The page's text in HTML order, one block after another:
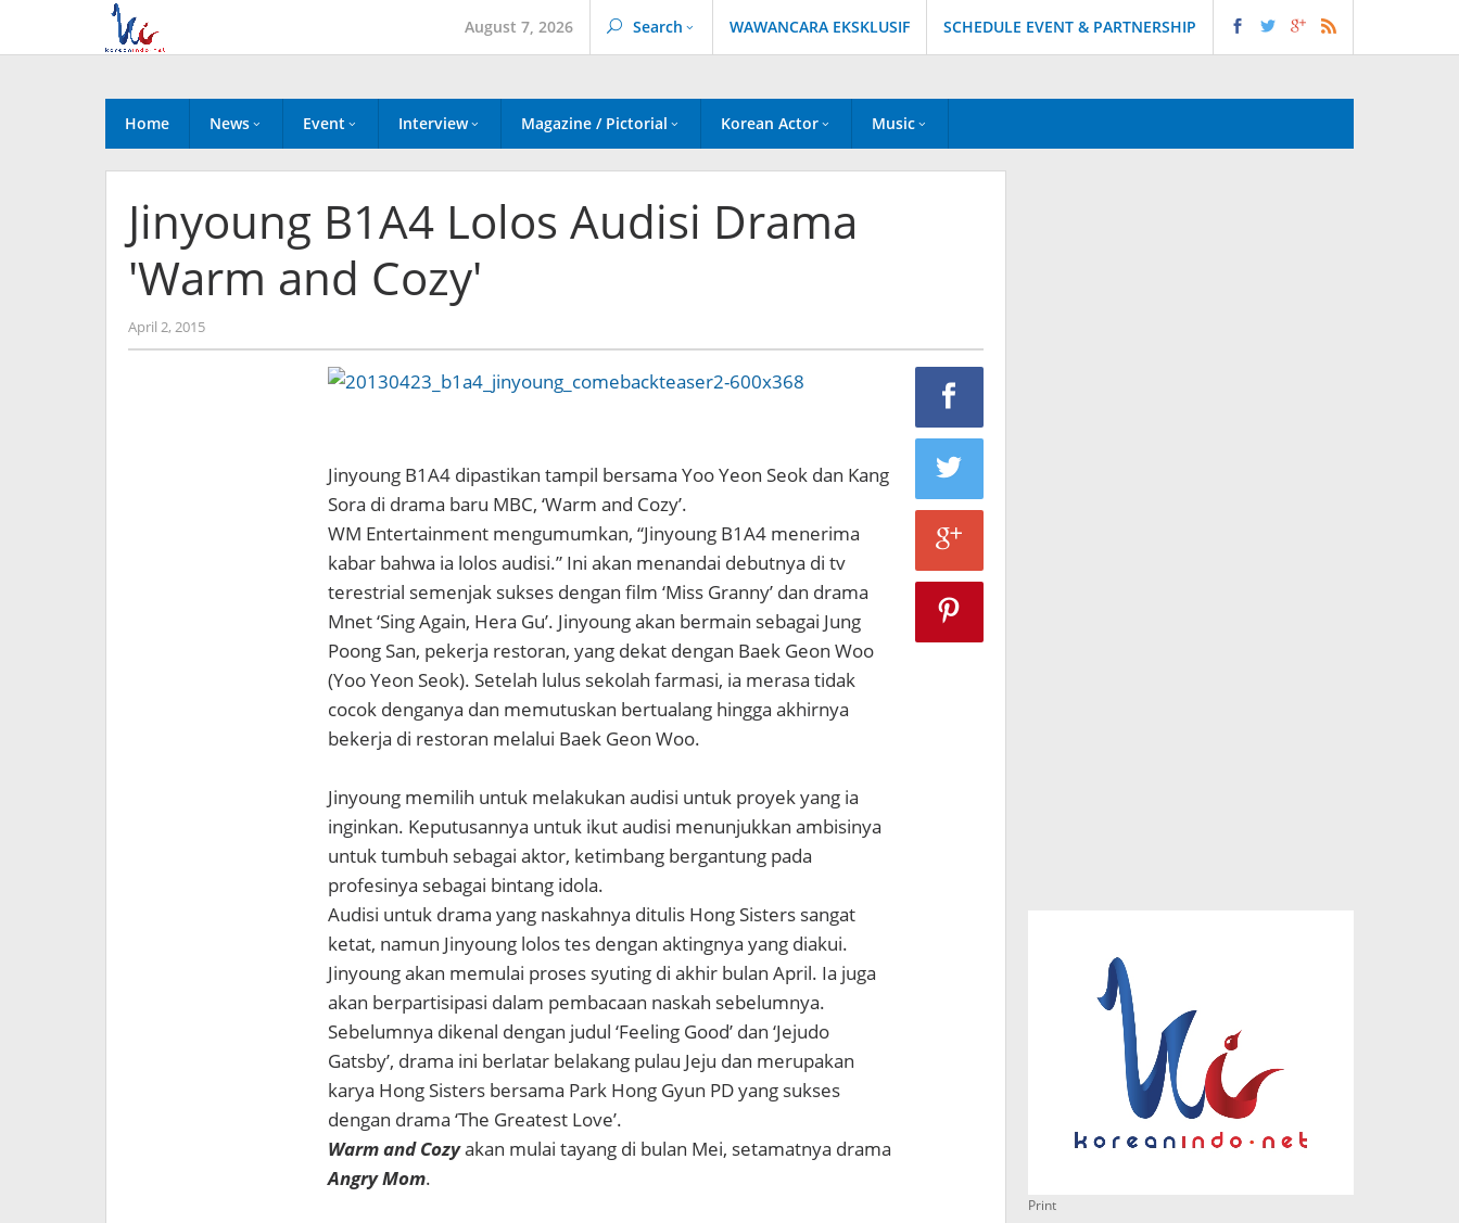
content
August 7, 2026 Search WAWANCARA EKSKLUSIF SCHEDULE EVENT & PARTNERSHIP
Home News Event Interview Magazine / Pictorial Korean Actor Music
Jinyoung B1A4 Lolos Audisi Drama
′Warm and Cozy′
April 2, 2015by
Koreanindo
Jinyoung B1A4 dipastikan tampil bersama Yoo Yeon Seok dan Kang
Sora di drama baru MBC, ‘Warm and Cozy’.
WM Entertainment mengumumkan, “Jinyoung B1A4 menerima
kabar bahwa ia lolos audisi.” Ini akan menandai debutnya di tv
terestrial semenjak sukses dengan film ‘Miss Granny’ dan drama
Mnet ‘Sing Again, Hera Gu’. Jinyoung akan bermain sebagai Jung
Poong San, pekerja restoran, yang dekat dengan Baek Geon Woo
(Yoo Yeon Seok). Setelah lulus sekolah farmasi, ia merasa tidak
cocok denganya dan memutuskan bertualang hingga akhirnya
bekerja di restoran melalui Baek Geon Woo.
Jinyoung memilih untuk melakukan audisi untuk proyek yang ia
inginkan. Keputusannya untuk ikut audisi menunjukkan ambisinya
untuk tumbuh sebagai aktor, ketimbang bergantung pada
profesinya sebagai bintang idola.
Audisi untuk drama yang naskahnya ditulis Hong Sisters sangat
ketat, namun Jinyoung lolos tes dengan aktingnya yang diakui.
Jinyoung akan memulai proses syuting di akhir bulan April. Ia juga
akan berpartisipasi dalam pembacaan naskah sebelumnya.
Sebelumnya dikenal dengan judul ‘Feeling Good’ dan ‘Jejudo
Gatsby’, drama ini berlatar belakang pulau Jeju dan merupakan
karya Hong Sisters bersama Park Hong Gyun PD yang sukses
dengan drama ‘The Greatest Love’.
Warm and Cozyakan mulai tayang di bulan Mei, setamatnya drama
Angry Mom.
Print